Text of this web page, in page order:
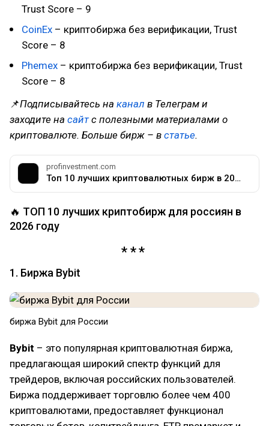
Trust Score – 9
CoinEx – криптобиржа без верификации, Trust
Score – 8
Phemex – криптобиржа без верификации, Trust
Score – 8
📌Подписывайтесь на канал в Телеграм и
заходите на сайтс полезными материалами о
криптовалюте. Больше бирж – в статье.
profinvestment.com
Топ 10 лучших криптовалютных бирж в 2024 году
🔥 ТОП 10 лучших криптобирж для россиян в
2026 году
1. Биржа Bybit
биржа Bybit для России
Bybit – это популярная криптовалютная биржа,
предлагающая широкий спектр функций для
трейдеров, включая российских пользователей.
Биржа поддерживает торговлю более чем 400
криптовалютами, предоставляет функционал